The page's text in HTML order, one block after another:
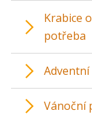
Krabice
potřeba
Vánoční